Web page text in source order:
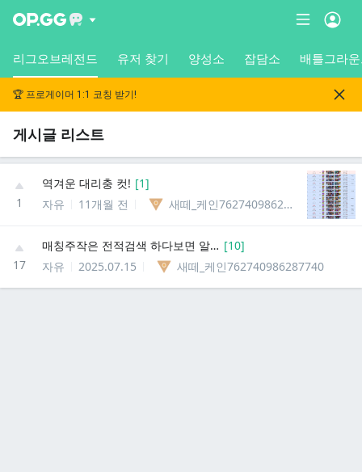
리그오브레전드 유저 찾기 양성소 잡담소 배틀그라
🏆 프로게이머 1:1 코칭 받기!
게시글 리스트
1
역겨운 대리충 컷! [1]
자유
11개월 전 새떼_케인762740986287740
17
매칭주작은 전적검색 하다보면 알수있음. [10]
자유
2025.07.15 새떼_케인762740986287740